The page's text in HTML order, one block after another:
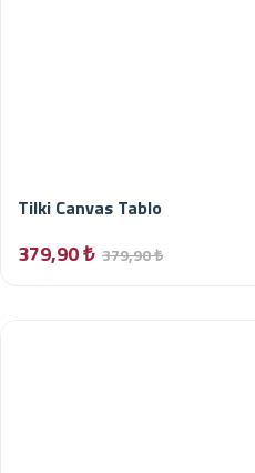
Tilki Canvas Tablo
379,90 ₺ 379,90 ₺